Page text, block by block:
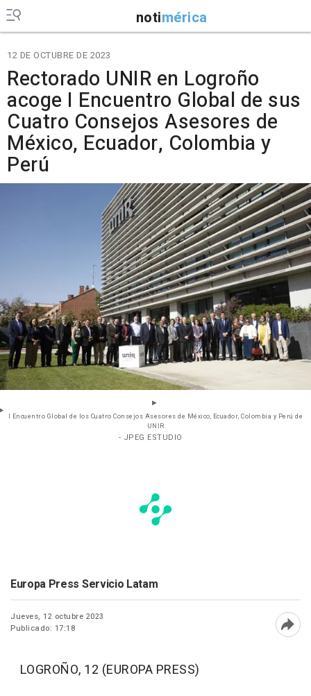
notimérica
12 DE OCTUBRE DE 2023
Rectorado UNIR en Logroño
acoge I Encuentro Global de sus
Cuatro Consejos Asesores de
México, Ecuador, Colombia y
Perú
I Encuentro Global de los Cuatro Consejos Asesores de México, Ecuador, Colombia y Perú de
UNIR
- JPEG ESTUDIO
Europa Press Servicio Latam
Jueves, 12 octubre 2023
Publicado: 17:18
LOGROÑO, 12 (EUROPA PRESS)